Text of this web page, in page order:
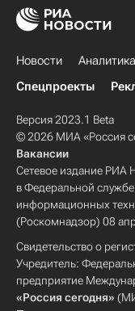
Новости Аналитика
Спецпроекты
Версия 2023.1 Beta
© 2026 МИА «Россия
Вакансии
Сетевое издание РИА
в Федеральной
информационных
(Роскомнадзор) 08
Свидетельство о
Учредитель:
предприятие
«Россия сегодня»